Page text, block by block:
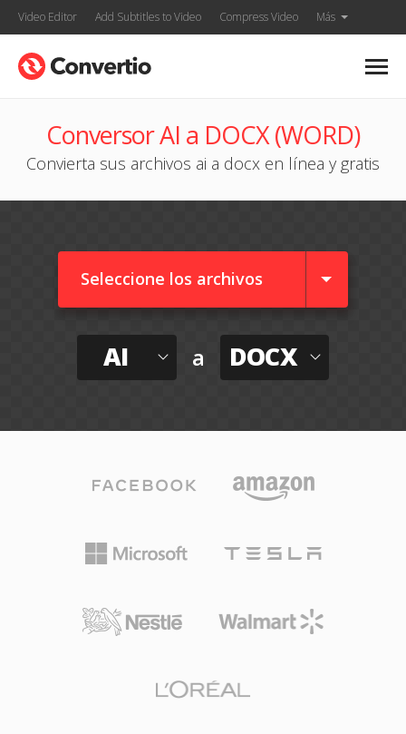
Video Editor Add Subtitles to Video Compress Video Más
Conversor AI a DOCX (WORD)
Convierta sus archivos ai a docx en línea y gratis
Seleccione los archivos
AI a DOCX